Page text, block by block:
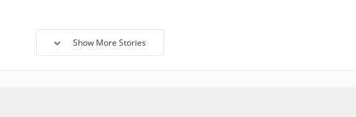
Show More Stories